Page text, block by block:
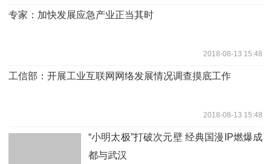
专家：加快发展应急产业正当其时
2018-08-13 15:48
工信部：开展工业互联网网络发展情况调查摸底工作
2018-08-13 15:48
“小明太极”打破次元壁 经典国漫IP燃爆成
都与武汉